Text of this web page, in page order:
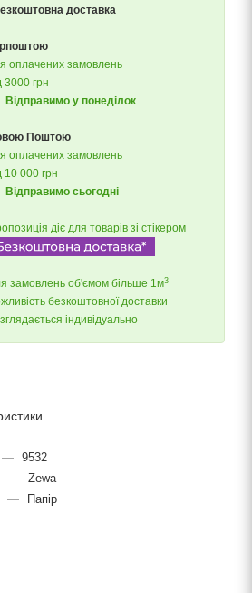
доставка
оплачених замовлень
3000 грн
Відправимо у понеділок
Поштою
оплачених замовлень
10 000 грн
Відправимо сьогодні
діє для товарів зі стікером
замовлень об'ємом більше 1м3
безкоштовної доставки
індивідуально
— 9532
— Zewa
— Папір